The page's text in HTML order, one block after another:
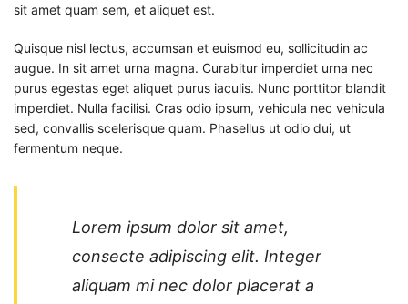
sit amet quam sem, et aliquet est.
Quisque nisl lectus, accumsan et euismod eu, sollicitudin ac
augue. In sit amet urna magna. Curabitur imperdiet urna nec
purus egestas eget aliquet purus iaculis. Nunc porttitor blandit
imperdiet. Nulla facilisi. Cras odio ipsum, vehicula nec vehicula
sed, convallis scelerisque quam. Phasellus ut odio dui, ut
fermentum neque.
Lorem ipsum dolor sit amet,
consecte adipiscing elit. Integer
aliquam mi nec dolor placerat a